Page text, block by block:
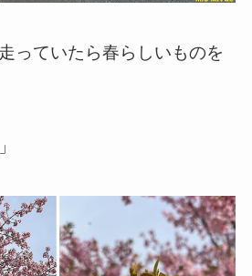
っていたら春らしいものを